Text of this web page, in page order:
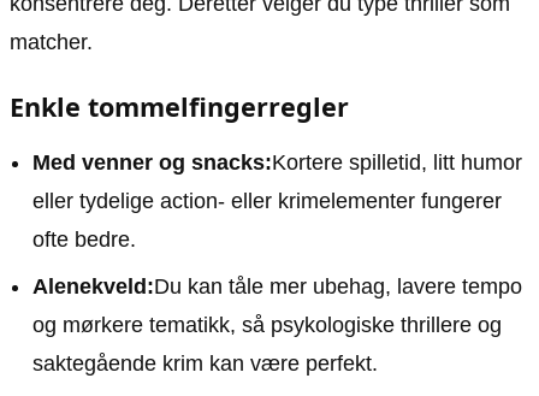
matcher.
Enkle tommelfingerregler
Med venner og snacks:Kortere spilletid, litt humor
eller tydelige action- eller krimelementer fungerer
ofte bedre.
Alenekveld:Du kan tåle mer ubehag, lavere tempo
og mørkere tematikk, så psykologiske thrillere og
saktegående krim kan være perfekt.